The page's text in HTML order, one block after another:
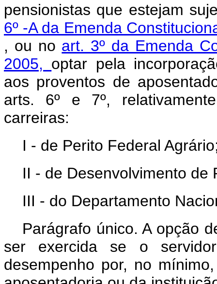
pensionistas que estejam
6º -A da Emenda
, ou no art. 3º da Emenda
2005, optar pela
aos proventos de
arts. 6º e 7º,
carreiras:
I - de Perito Federal
II - de Desenvolvimento de
III - do Departamento
Parágrafo único. A opção
ser exercida se o
desempenho por, no